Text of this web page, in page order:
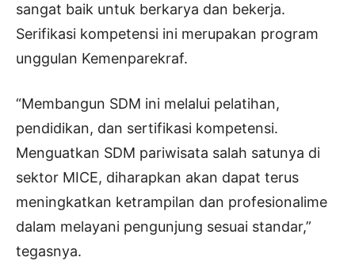
sangat baik untuk berkarya dan bekerja.
Serifikasi kompetensi ini merupakan program
unggulan Kemenparekraf.
“Membangun SDM ini melalui pelatihan,
pendidikan, dan sertifikasi kompetensi.
Menguatkan SDM pariwisata salah satunya di
sektor MICE, diharapkan akan dapat terus
meningkatkan ketrampilan dan profesionalime
dalam melayani pengunjung sesuai standar,”
tegasnya.